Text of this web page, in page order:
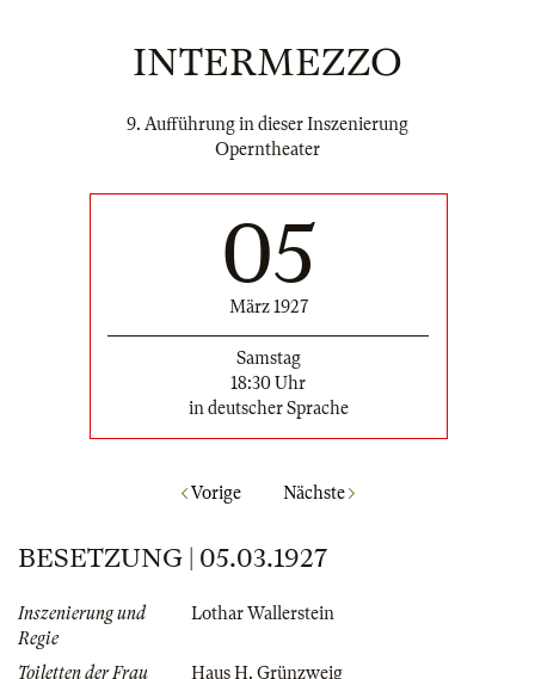
INTERMEZZO
9. Aufführung in dieser Inszenierung
Operntheater
05
März 1927
Samstag
18:30 Uhr
in deutscher Sprache
Vorige Nächste
BESETZUNG | 05.03.1927
Inszenierung und
Regie
Lothar Wallerstein
Toiletten der Frau
Haus H. Grünzweig